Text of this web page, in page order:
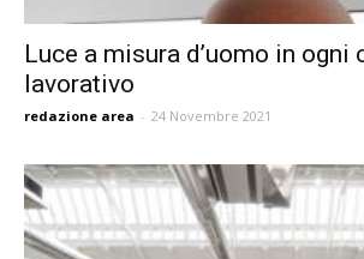
Luce a misura d’uomo in ogni
lavorativo
redazione area - 24 Novembre 2021